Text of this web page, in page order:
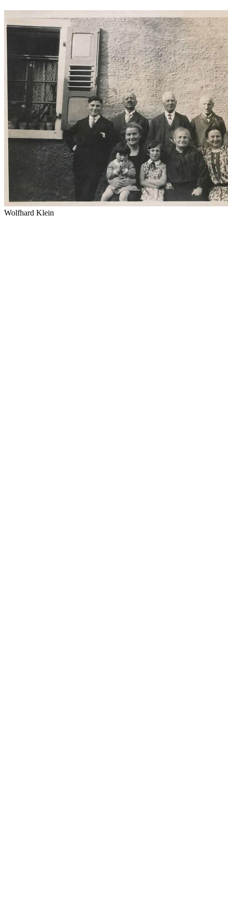
Wolfhard Klein